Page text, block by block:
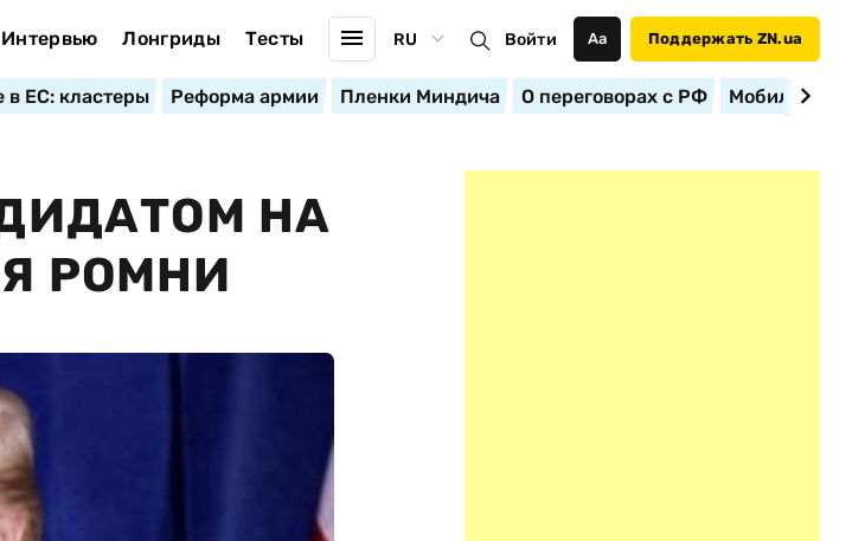
Интервью Лонгриды Тесты RU Войти Аа Поддержать ZN.ua
в ЕС: кластеры Реформа армии Пленки Миндича О переговорах с РФ
НА
РОМНИ